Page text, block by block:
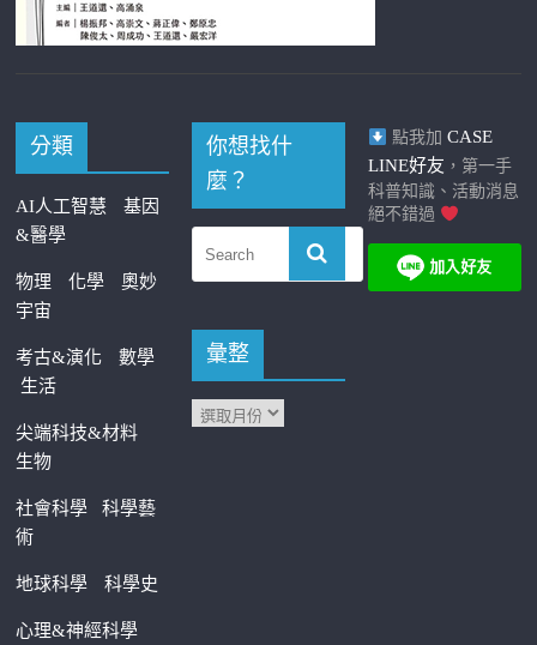
分類
AI人工智慧
基因
&醫學
物理 化學
奧妙
宇宙
考古&演化
數學
生活
尖端科技&材料
生物
社會科學科學藝
術
地球科學 科學史
心理&神經科學
你想找什
麼？
彙整
點我加 CASE
LINE好友 ，第一手
科普知識、活動消息
絕不錯過